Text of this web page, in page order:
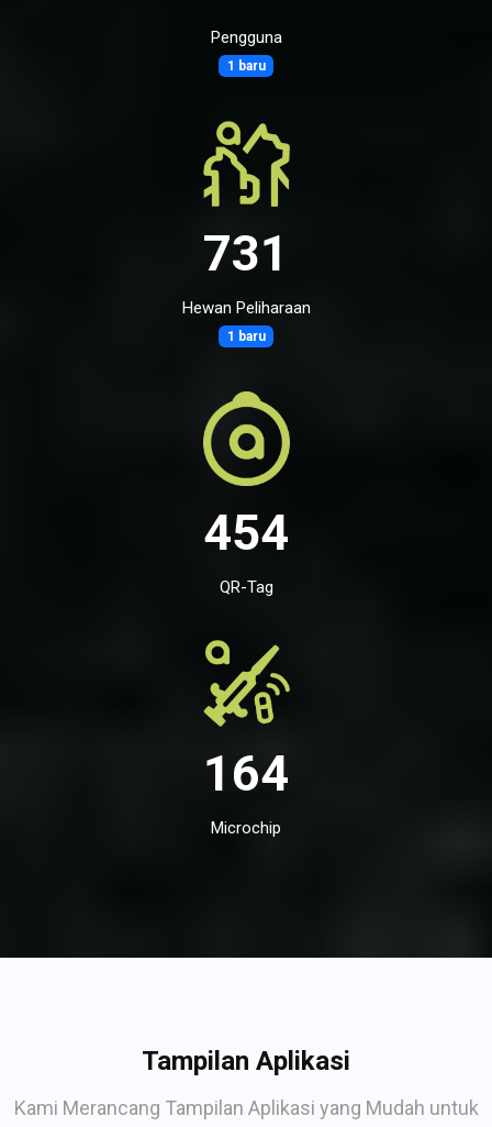
Pengguna
1 baru
731
Hewan Peliharaan
1 baru
454
QR-Tag
164
Microchip
Tampilan Aplikasi
Kami Merancang Tampilan Aplikasi yang Mudah untuk